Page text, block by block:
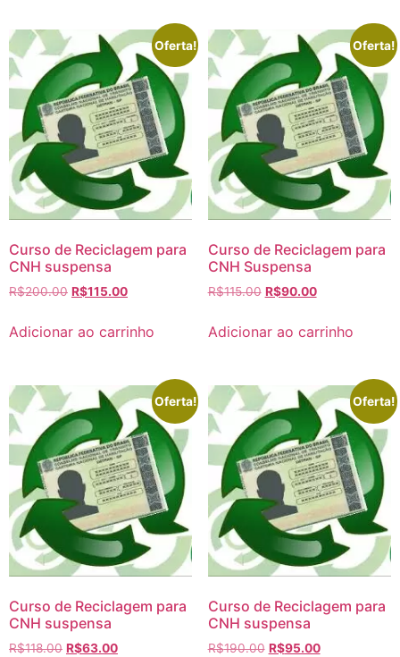
Oferta!
Curso de Reciclagem para
CNH suspensa
R$200.00 R$115.00
Adicionar ao carrinho
Oferta!
Curso de Reciclagem para
CNH Suspensa
R$115.00 R$90.00
Adicionar ao carrinho
Oferta!
Curso de Reciclagem para
CNH suspensa
R$118.00 R$63.00
Oferta!
Curso de Reciclagem para
CNH suspensa
R$190.00 R$95.00